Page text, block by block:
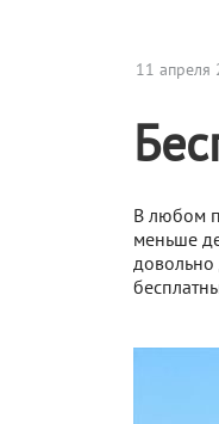
11 апреля
В любом
меньше
довольно